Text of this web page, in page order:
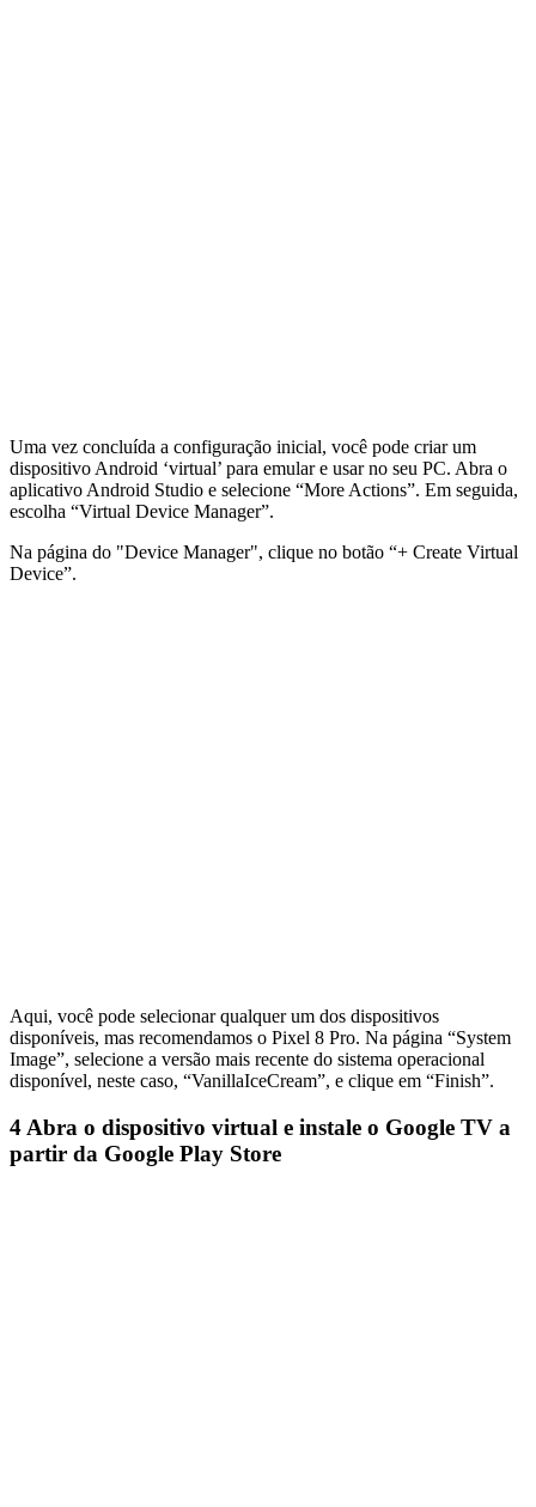
Uma vez concluída a configuração inicial, você pode criar um
dispositivo Android ‘virtual’ para emular e usar no seu PC. Abra o
aplicativo Android Studio e selecione “More Actions”. Em seguida,
escolha “Virtual Device Manager”.
Na página do "Device Manager", clique no botão “+ Create Virtual
Device”.
Aqui, você pode selecionar qualquer um dos dispositivos
disponíveis, mas recomendamos o Pixel 8 Pro. Na página “System
Image”, selecione a versão mais recente do sistema operacional
disponível, neste caso, “VanillaIceCream”, e clique em “Finish”.
4 Abra o dispositivo virtual e instale o Google TV a
partir da Google Play Store